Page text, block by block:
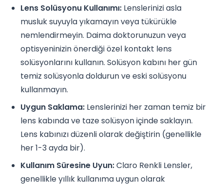
Lens Solüsyonu Kullanımı: Lenslerinizi asla
musluk suyuyla yıkamayın veya tükürükle
nemlendirmeyin. Daima doktorunuzun veya
optisyeninizin önerdiği özel kontakt lens
solüsyonlarını kullanın. Solüsyon kabını her gün
temiz solüsyonla doldurun ve eski solüsyonu
kullanmayın.
Uygun Saklama: Lenslerinizi her zaman temiz bir
lens kabında ve taze solüsyon içinde saklayın.
Lens kabınızı düzenli olarak değiştirin (genellikle
her 1-3 ayda bir).
Kullanım Süresine Uyun:Claro Renkli Lensler,
genellikle yıllık kullanıma uygun olarak